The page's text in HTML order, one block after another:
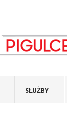
SŁUŻBY